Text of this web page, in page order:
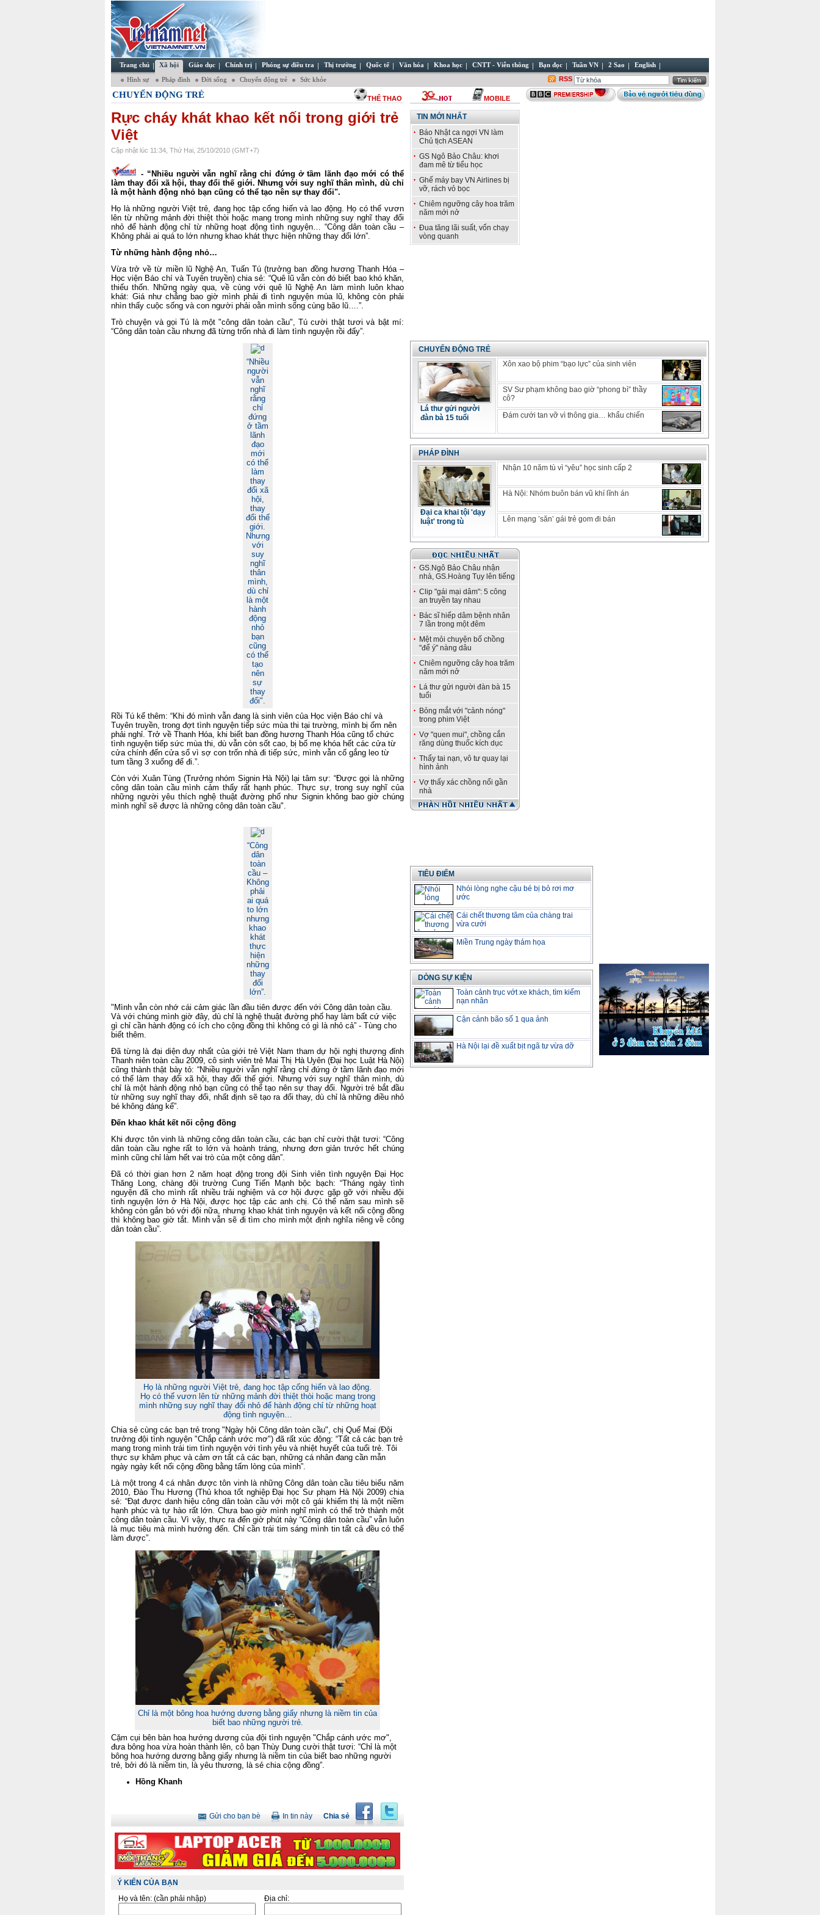
Trang chủ Xã hội Giáo dục Chính trị Phóng sự điều tra Thị trường Quốc tế Văn hóa Khoa học CNTT - Viễn thông Bạn đọc Tuần VN 2 Sao English
Hình sự Pháp đình Đời sống Chuyển động trẻ Sức khỏe RSS
CHUYỂN ĐỘNG TRẺ THỂ THAO MOBILE
Rực cháy khát khao kết nối trong giới trẻ
Việt
Cập nhật lúc 11:34, Thứ Hai, 25/10/2010 (GMT+7)
- “Nhiều người vẫn nghĩ rằng chỉ đứng ở tầm lãnh đạo mới có thể
làm thay đổi xã hội, thay đổi thế giới. Nhưng với suy nghĩ thân mình, dù chỉ
là một hành động nhỏ bạn cũng có thể tạo nên sự thay đổi".
Họ là những người Việt trẻ, đang học tập cống hiến và lao động. Họ có thể vươn
lên từ những mảnh đời thiệt thòi hoặc mang trong mình những suy nghĩ thay đổi
nhỏ để hành động chỉ từ những hoạt động tình nguyện… “Công dân toàn cầu –
Không phải ai quá to lớn nhưng khao khát thực hiện những thay đổi lớn”.
Từ những hành động nhỏ…
Vừa trở về từ miền lũ Nghệ An, Tuấn Tú (trưởng ban đồng hương Thanh Hóa –
Học viện Báo chí và Tuyên truyền) chia sẻ: “Quê lũ vẫn còn đó biết bao khó khăn,
thiếu thốn. Những ngày qua, về cùng với quê lũ Nghệ An làm mình luôn khao
khát: Giá như chẳng bao giờ mình phải đi tình nguyện mùa lũ, không còn phải
nhìn thấy cuộc sống và con người phải oằn mình sống cùng bão lũ….”.
Trò chuyện và gọi Tú là một "công dân toàn cầu", Tú cười thật tươi và bật mí:
“Công dân toàn cầu nhưng đã từng trốn nhà đi làm tình nguyện rồi đấy”.
“Nhiều
người
vẫn
nghĩ
rằng
chỉ
đứng
ở tầm
lãnh
đạo
mới
có thể
làm
thay
đổi xã
hội,
thay
đổi thế
giới.
Nhưng
với
suy
nghĩ
thân
mình,
dù chỉ
là một
hành
động
nhỏ
bạn
cũng
có thể
tạo
nên
sự
thay
đổi".
Rồi Tú kể thêm: “Khi đó mình vẫn đang là sinh viên của Học viện Báo chí và
Tuyên truyền, trong đợt tình nguyện tiếp sức mùa thi tại trường, mình bị ốm nên
phải nghỉ. Trở về Thanh Hóa, khi biết ban đồng hương Thanh Hóa cũng tổ chức
tình nguyện tiếp sức mùa thi, dù vẫn còn sốt cao, bị bố mẹ khóa hết các cửa từ
cửa chính đến cửa sổ vì sợ con trốn nhà đi tiếp sức, mình vẫn cố gắng leo từ
tum tầng 3 xuống để đi.”.
Còn với Xuân Tùng (Trưởng nhóm Signin Hà Nội) lại tâm sự: “Được gọi là những
công dân toàn cầu mình cảm thấy rất hạnh phúc. Thực sự, trong suy nghĩ của
những người yêu thích nghệ thuật đường phố như Signin không bao giờ chúng
mình nghĩ sẽ được là những công dân toàn cầu".
“Công
dân
toàn
cầu –
Không
phải
ai quá
to lớn
nhưng
khao
khát
thực
hiện
những
thay
đổi
lớn”.
"Mình vẫn còn nhớ cái cảm giác lần đầu tiên được đến với Công dân toàn cầu.
Và với chúng mình giờ đây, dù chỉ là nghệ thuật đường phố hay làm bất cứ việc
gì chỉ cần hành động có ích cho cộng đồng thì không có gì là nhỏ cả” - Tùng cho
biết thêm.
Đã từng là đại diện duy nhất của giới trẻ Việt Nam tham dự hội nghị thượng đỉnh
Thanh niên toàn cầu 2009, cô sinh viên trẻ Mai Thị Hà Uyên (Đại học Luật Hà Nội)
cũng thành thật bày tỏ: “Nhiều người vẫn nghĩ rằng chỉ đứng ở tầm lãnh đạo mới
có thể làm thay đổi xã hội, thay đổi thế giới. Nhưng với suy nghĩ thân mình, dù
chỉ là một hành động nhỏ bạn cũng có thể tạo nên sự thay đổi. Người trẻ bắt đầu
từ những suy nghĩ thay đổi, nhất định sẽ tạo ra đổi thay, dù chỉ là những điều nhỏ
bé không đáng kể”.
Đến khao khát kết nối cộng đồng
Khi được tôn vinh là những công dân toàn cầu, các bạn chỉ cười thật tươi: “Công
dân toàn cầu nghe rất to lớn và hoành tráng, nhưng đơn giản trước hết chúng
mình cũng chỉ làm hết vai trò của một công dân”.
Đã có thời gian hơn 2 năm hoạt động trong đội Sinh viên tình nguyện Đại Học
Thăng Long, chàng đội trường Cung Tiến Mạnh bộc bạch: “Tháng ngày tình
nguyện đã cho mình rất nhiều trải nghiệm và cơ hội được gặp gỡ với nhiều đội
tình nguyện lớn ở Hà Nội, được học tập các anh chị. Có thể năm sau mình sẽ
không còn gắn bó với đội nữa, nhưng khao khát tình nguyện và kết nối cộng đồng
thì không bao giờ tắt. Mình vẫn sẽ đi tìm cho mình một định nghĩa riêng về công
dân toàn cầu”.
Họ là những người Việt trẻ, đang học tập cống hiến và lao động.
Họ có thể vươn lên từ những mảnh đời thiệt thòi hoặc mang trong
mình những suy nghĩ thay đổi nhỏ để hành động chỉ từ những hoạt
động tình nguyện…
Chia sẻ cùng các bạn trẻ trong "Ngày hội Công dân toàn cầu", chị Quế Mai (Đội
trưởng đội tình nguyện "Chắp cánh ước mơ") đã rất xúc động: “Tất cả các bạn trẻ
mang trong mình trái tim tình nguyện với tình yêu và nhiệt huyết của tuổi trẻ. Tôi
thực sự khâm phục và cảm ơn tất cả các bạn, những cá nhân đang cần mẫn
ngày ngày kết nối cộng đồng bằng tấm lòng của mình”.
Là một trong 4 cá nhân được tôn vinh là những Công dân toàn cầu tiêu biểu năm
2010, Đào Thu Hương (Thủ khoa tốt nghiệp Đại học Sư phạm Hà Nội 2009) chia
sẻ: “Đạt được danh hiệu công dân toàn cầu với một cô gái khiếm thị là một niềm
hạnh phúc và tự hào rất lớn. Chưa bao giờ mình nghĩ mình có thể trở thành một
công dân toàn cầu. Vì vậy, thực ra đến giờ phút này “Công dân toàn cầu” vẫn luôn
là mục tiêu mà mình hướng đến. Chỉ cần trái tim sáng mình tin tất cả đều có thể
làm được”.
Chỉ là một bông hoa hướng dương bằng giấy nhưng là niềm tin của
biết bao những người trẻ.
Cặm cụi bên bàn hoa hướng dương của đội tình nguyện "Chắp cánh ước mơ",
đưa bông hoa vừa hoàn thành lên, cô bạn Thùy Dung cười thật tươi: “Chỉ là một
bông hoa hướng dương bằng giấy nhưng là niềm tin của biết bao những người
trẻ, bởi đó là niềm tin, là yêu thương, là sẻ chia cộng đồng”.
Hồng Khanh
Chia sẻ
In tin này
Gửi cho bạn bè
Ý KIẾN CỦA BẠN
Họ và tên: (cần phải nhập) Địa chỉ:
TIN MỚI NHẤT
Báo Nhật ca ngợi VN làm
Chủ tịch ASEAN
GS Ngô Bảo Châu: khơi
đam mê từ tiểu học
Ghế máy bay VN Airlines bị
vỡ, rách vỏ bọc
Chiêm ngưỡng cây hoa trăm
năm mới nở
Đua tăng lãi suất, vốn chạy
vòng quanh
CHUYỂN ĐỘNG TRẺ
Lá thư gửi người
đàn bà 15 tuổi
Xôn xao bộ phim “bạo lực” của sinh viên
SV Sư phạm không bao giờ “phong bì” thầy
cô?
Đám cưới tan vỡ vì thông gia… khẩu chiến
PHÁP ĐÌNH
Đại ca khai tội 'dạy
luật' trong tù
Nhận 10 năm tù vì “yêu” học sinh cấp 2
Hà Nội: Nhóm buôn bán vũ khí lĩnh án
Lên mạng ’săn’ gái trẻ gom đi bán
GS.Ngô Bảo Châu nhận
nhà, GS.Hoàng Tụy lên tiếng
Clip "gái mại dâm": 5 công
an truyền tay nhau
Bác sĩ hiếp dâm bệnh nhân
7 lần trong một đêm
Mệt mỏi chuyện bố chồng
"để ý" nàng dâu
Chiêm ngưỡng cây hoa trăm
năm mới nở
Lá thư gửi người đàn bà 15
tuổi
Bỏng mắt với "cảnh nóng"
trong phim Việt
Vợ "quen mui", chồng cắn
răng dùng thuốc kích dục
Thấy tai nạn, vô tư quay lại
hình ảnh
Vợ thấy xác chồng nổi gần
nhà
TIÊU ĐIỂM
Nhói lòng nghe cậu bé bị bỏ rơi mơ
ước
Cái chết thương tâm của chàng trai
vừa cưới
Miền Trung ngày thảm họa
DÒNG SỰ KIỆN
Toàn cảnh trục vớt xe khách, tìm kiếm
nạn nhân
Cận cảnh bão số 1 qua ảnh
Hà Nội lại đề xuất bịt ngã tư vừa dỡ